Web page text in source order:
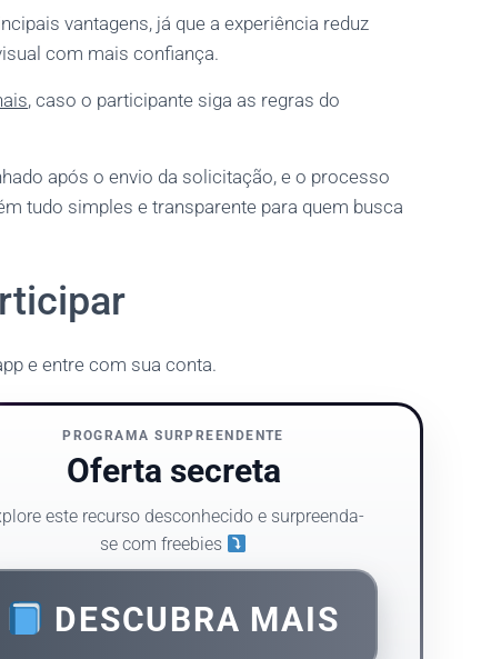
vantagens, já que a experiência reduz
com mais confiança.
, caso o participante siga as regras do
após o envio da solicitação, e o processo
tudo simples e transparente para quem busca
e entre com sua conta.
PROGRAMA SURPREENDENTE
Oferta secreta
este recurso desconhecido e surpreenda-
se com freebies
DESCUBRA MAIS